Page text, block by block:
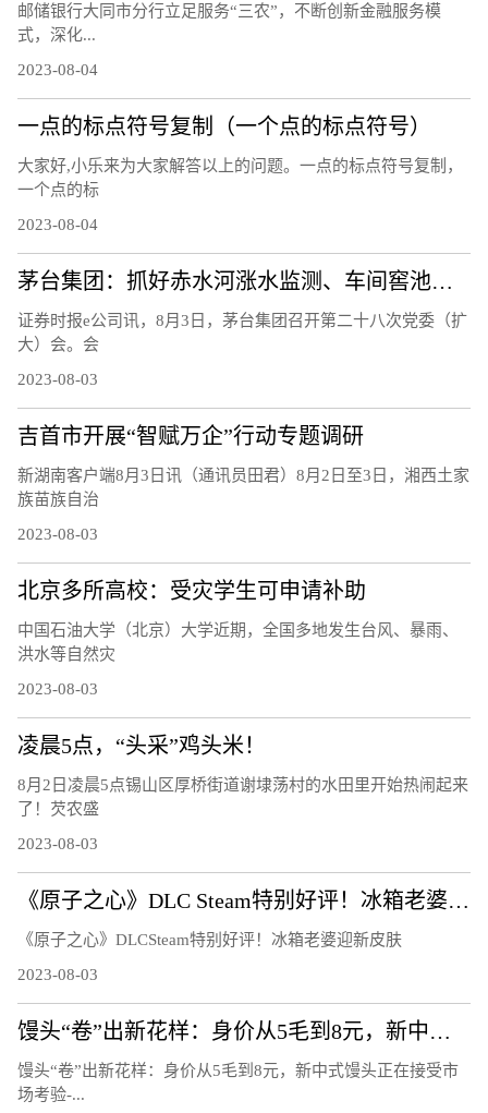
邮储银行大同市分行立足服务“三农”，不断创新金融服务模
式，深化...
2023-08-04
一点的标点符号复制（一个点的标点符号）
大家好,小乐来为大家解答以上的问题。一点的标点符号复制，
一个点的标
2023-08-04
茅台集团：抓好赤水河涨水监测、车间窖池防汛等工作
证券时报e公司讯，8月3日，茅台集团召开第二十八次党委（扩
大）会。会
2023-08-03
吉首市开展“智赋万企”行动专题调研
新湖南客户端8月3日讯（通讯员田君）8月2日至3日，湘西土家
族苗族自治
2023-08-03
北京多所高校：受灾学生可申请补助
中国石油大学（北京）大学近期，全国多地发生台风、暴雨、
洪水等自然灾
2023-08-03
凌晨5点，“头采”鸡头米！
8月2日凌晨5点锡山区厚桥街道谢埭荡村的水田里开始热闹起来
了！芡农盛
2023-08-03
《原子之心》DLC Steam特别好评！冰箱老婆迎新皮肤
《原子之心》DLCSteam特别好评！冰箱老婆迎新皮肤
2023-08-03
馒头“卷”出新花样：身价从5毛到8元，新中式馒头正在接受市场考验
馒头“卷”出新花样：身价从5毛到8元，新中式馒头正在接受市
场考验-...